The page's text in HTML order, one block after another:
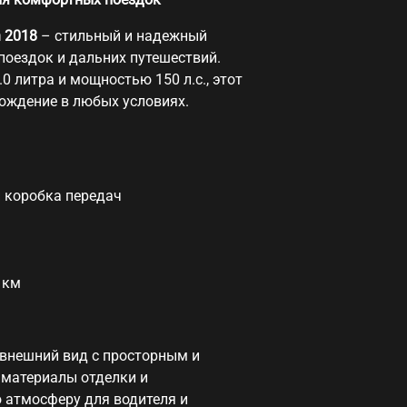
2018 – стильный и надежный
и дальних путешествий.
литра и мощностью 150 л.с., этот
в любых условиях.
коробка передач
км
вид с просторным и
отделки и
для водителя и